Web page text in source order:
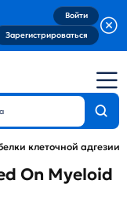
Войти
Зарегистрироваться
клеточной адгезии
On Myeloid